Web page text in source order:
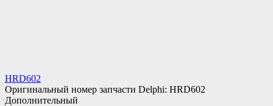
HRD602
Оригинальный номер запчасти Delphi: HRD602
Дополнительный